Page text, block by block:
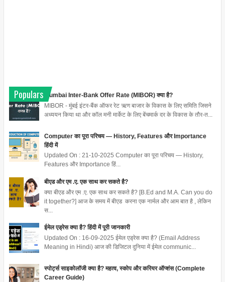
Populars
Mumbai Inter-Bank Offer Rate (MIBOR) क्या है?
MIBOR - मुंबई इंटर-बैंक ऑफर रेट ऋण बाजार के विकास के लिए समिति जिसने
अध्ययन किया था और कॉल मनी मार्केट के लिए बेंचमार्क दर के विकास के तौर-त...
Computer का पूरा परिचय — History, Features और Importance
हिंदी में
Updated On : 21-10-2025 Computer का पूरा परिचय — History,
Features और Importance हिं...
बीएड और एम .ए. एक साथ कर सकते है?
क्या बीएड और एम .ए. एक साथ कर सकते है? [B.Ed and M.A. Can you do
it together?] आज के समय में बीएड करना एक नार्मल और आम बात है , लेकिन
स...
ईमेल एड्रेस क्या है? हिंदी में पूरी जानकारी
Updated On : 16-09-2025 ईमेल एड्रेस क्या है? (Email Address
Meaning in Hindi) आज की डिजिटल दुनिया में ईमेल communic...
स्पोर्ट्स साइकोलॉजी क्या है? महत्व, स्कोप और करियर ऑप्शंस (Complete
Career Guide)